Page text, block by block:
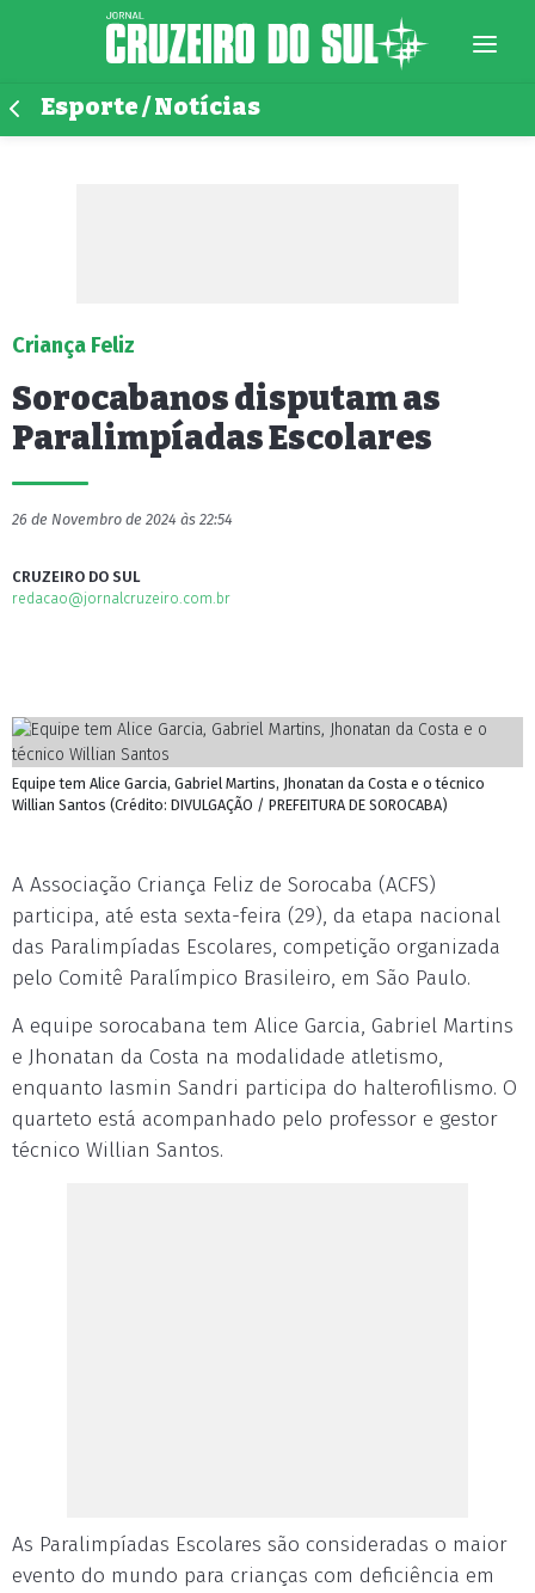
Esporte / Notícias
Criança Feliz
Sorocabanos disputam as
Paralimpíadas Escolares
26 de Novembro de 2024 às 22:54
CRUZEIRO DO SUL
redacao@jornalcruzeiro.com.br
Equipe tem Alice Garcia, Gabriel Martins, Jhonatan da Costa e o técnico
Willian Santos (Crédito: DIVULGAÇÃO / PREFEITURA DE SOROCABA)
A Associação Criança Feliz de Sorocaba (ACFS)
participa, até esta sexta-feira (29), da etapa nacional
das Paralimpíadas Escolares, competição organizada
pelo Comitê Paralímpico Brasileiro, em São Paulo.
A equipe sorocabana tem Alice Garcia, Gabriel Martins
e Jhonatan da Costa na modalidade atletismo,
enquanto Iasmin Sandri participa do halterofilismo. O
quarteto está acompanhado pelo professor e gestor
técnico Willian Santos.
As Paralimpíadas Escolares são consideradas o maior
evento do mundo para crianças com deficiência em